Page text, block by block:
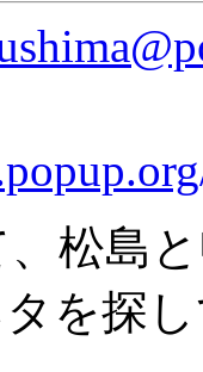
松島
を探